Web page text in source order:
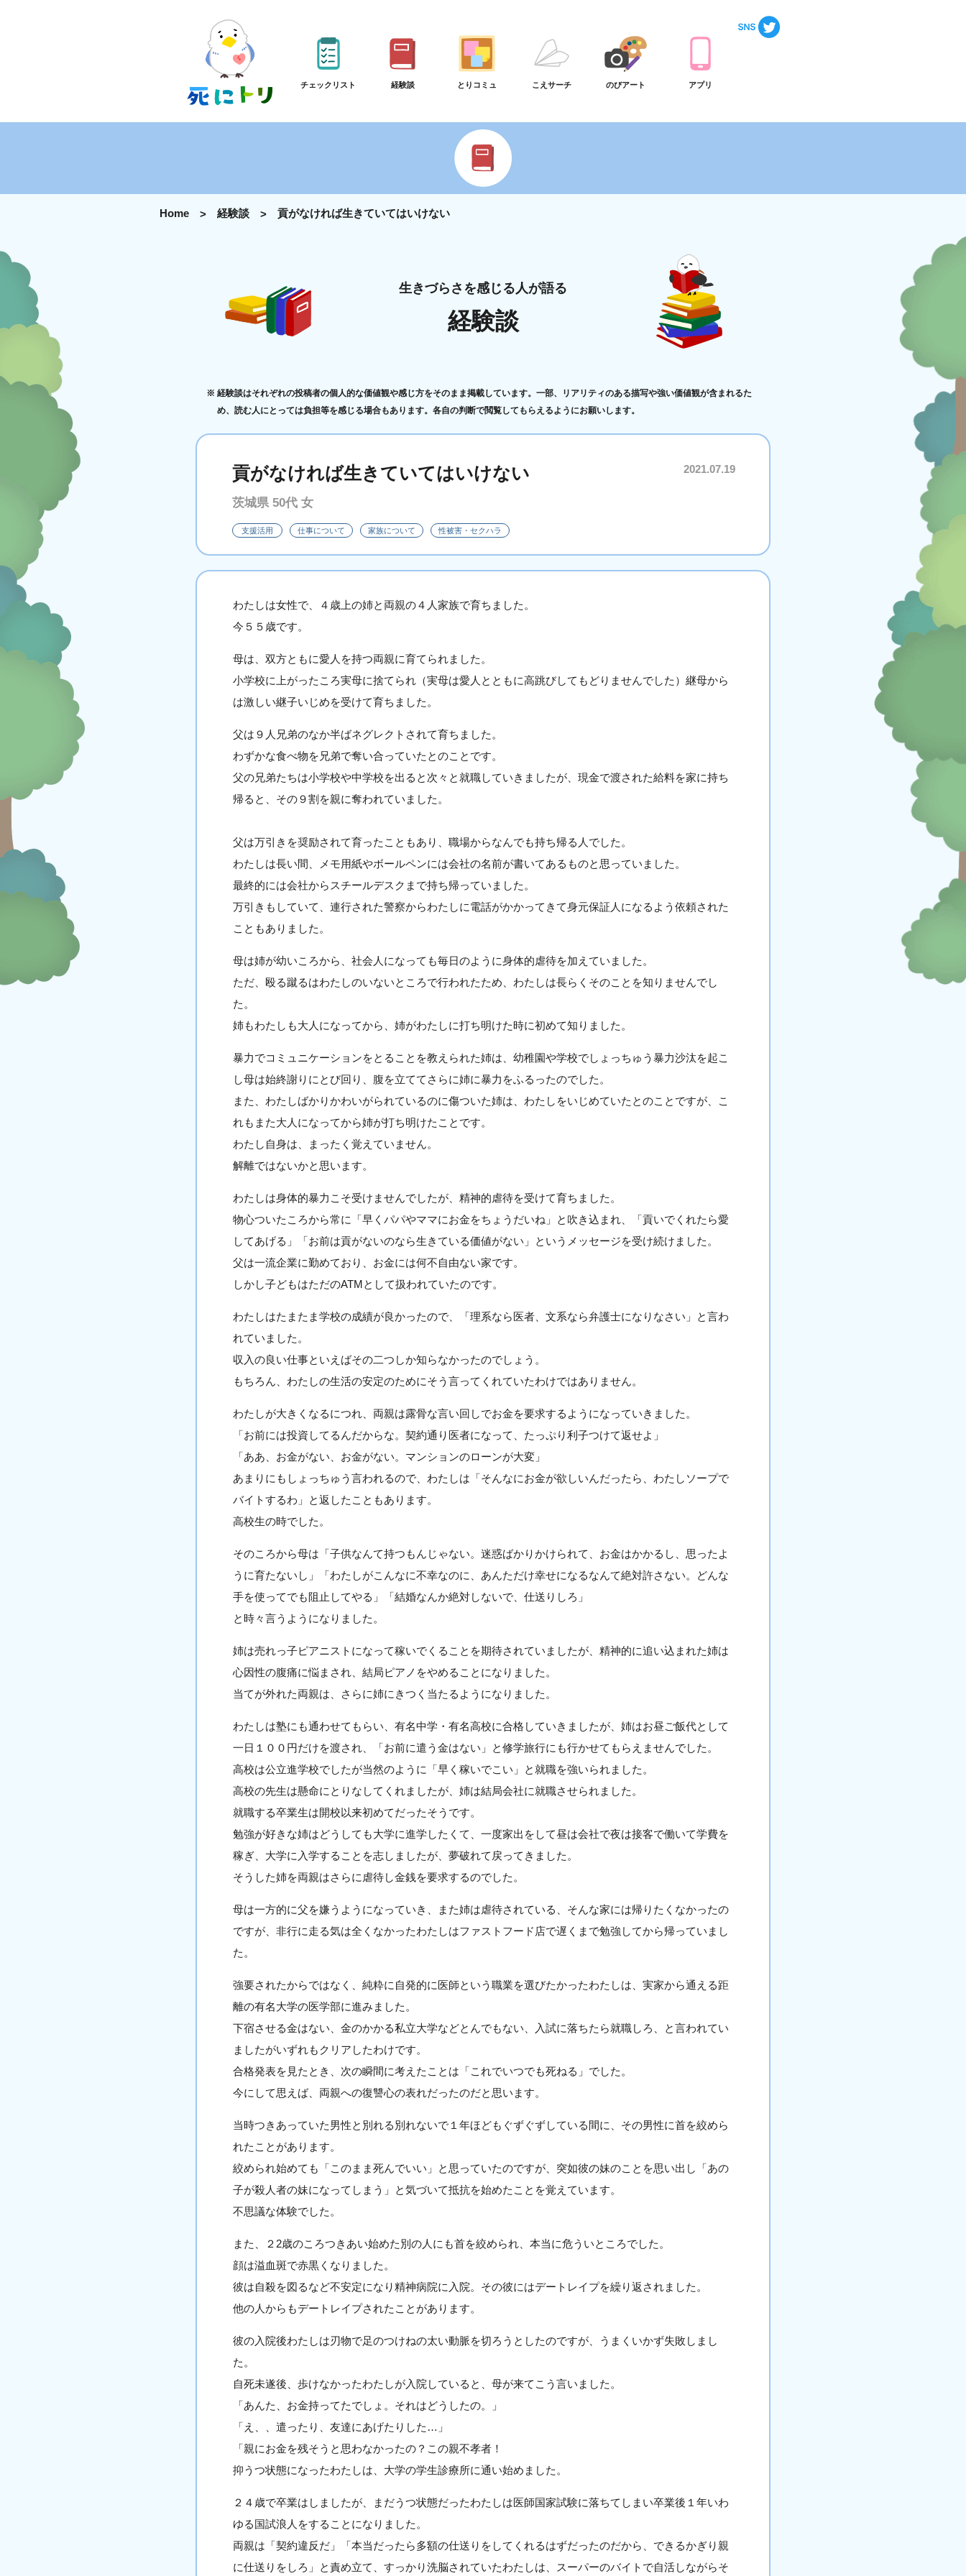
チェックリスト 経験談 とりコミュ こえサーチ のびアート アプリ
Home 経験談 貢がなければ生きていてはいけない
生きづらさを感じる人が語る
経験談
経験談はそれぞれの投稿者の個人的な価値観や感じ方をそのまま掲載しています。一部、リアリティのある描写や強い価値観が含まれるた
め、読む人にとっては負担等を感じる場合もあります。各自の判断で閲覧してもらえるようにお願いします。
貢がなければ生きていてはいけない 2021.07.19
茨城県 50代 女
支援活用 仕事について 家族について 性被害・セクハラ
わたしは女性で、４歳上の姉と両親の４人家族で育ちました。
今５５歳です。
母は、双方ともに愛人を持つ両親に育てられました。
小学校に上がったころ実母に捨てられ（実母は愛人とともに高跳びしてもどりませんでした）継母から
は激しい継子いじめを受けて育ちました。
父は９人兄弟のなか半ばネグレクトされて育ちました。
わずかな食べ物を兄弟で奪い合っていたとのことです。
父の兄弟たちは小学校や中学校を出ると次々と就職していきましたが、現金で渡された給料を家に持ち
帰ると、その９割を親に奪われていました。
父は万引きを奨励されて育ったこともあり、職場からなんでも持ち帰る人でした。
わたしは長い間、メモ用紙やボールペンには会社の名前が書いてあるものと思っていました。
最終的には会社からスチールデスクまで持ち帰っていました。
万引きもしていて、連行された警察からわたしに電話がかかってきて身元保証人になるよう依頼された
こともありました。
母は姉が幼いころから、社会人になっても毎日のように身体的虐待を加えていました。
ただ、殴る蹴るはわたしのいないところで行われたため、わたしは長らくそのことを知りませんでし
た。
姉もわたしも大人になってから、姉がわたしに打ち明けた時に初めて知りました。
暴力でコミュニケーションをとることを教えられた姉は、幼稚園や学校でしょっちゅう暴力沙汰を起こ
し母は始終謝りにとび回り、腹を立ててさらに姉に暴力をふるったのでした。
また、わたしばかりかわいがられているのに傷ついた姉は、わたしをいじめていたとのことですが、こ
れもまた大人になってから姉が打ち明けたことです。
わたし自身は、まったく覚えていません。
解離ではないかと思います。
わたしは身体的暴力こそ受けませんでしたが、精神的虐待を受けて育ちました。
物心ついたころから常に「早くパパやママにお金をちょうだいね」と吹き込まれ、「貢いでくれたら愛
してあげる」「お前は貢がないのなら生きている価値がない」というメッセージを受け続けました。
父は一流企業に勤めており、お金には何不自由ない家です。
しかし子どもはただのATMとして扱われていたのです。
わたしはたまたま学校の成績が良かったので、「理系なら医者、文系なら弁護士になりなさい」と言わ
れていました。
収入の良い仕事といえばその二つしか知らなかったのでしょう。
もちろん、わたしの生活の安定のためにそう言ってくれていたわけではありません。
わたしが大きくなるにつれ、両親は露骨な言い回しでお金を要求するようになっていきました。
「お前には投資してるんだからな。契約通り医者になって、たっぷり利子つけて返せよ」
「ああ、お金がない、お金がない。マンションのローンが大変」
あまりにもしょっちゅう言われるので、わたしは「そんなにお金が欲しいんだったら、わたしソープで
バイトするわ」と返したこともあります。
高校生の時でした。
そのころから母は「子供なんて持つもんじゃない。迷惑ばかりかけられて、お金はかかるし、思ったよ
うに育たないし」「わたしがこんなに不幸なのに、あんただけ幸せになるなんて絶対許さない。どんな
手を使ってでも阻止してやる」「結婚なんか絶対しないで、仕送りしろ」
と時々言うようになりました。
姉は売れっ子ピアニストになって稼いでくることを期待されていましたが、精神的に追い込まれた姉は
心因性の腹痛に悩まされ、結局ピアノをやめることになりました。
当てが外れた両親は、さらに姉にきつく当たるようになりました。
わたしは塾にも通わせてもらい、有名中学・有名高校に合格していきましたが、姉はお昼ご飯代として
一日１００円だけを渡され、「お前に遣う金はない」と修学旅行にも行かせてもらえませんでした。
高校は公立進学校でしたが当然のように「早く稼いでこい」と就職を強いられました。
高校の先生は懸命にとりなしてくれましたが、姉は結局会社に就職させられました。
就職する卒業生は開校以来初めてだったそうです。
勉強が好きな姉はどうしても大学に進学したくて、一度家出をして昼は会社で夜は接客で働いて学費を
稼ぎ、大学に入学することを志しましたが、夢破れて戻ってきました。
そうした姉を両親はさらに虐待し金銭を要求するのでした。
母は一方的に父を嫌うようになっていき、また姉は虐待されている、そんな家には帰りたくなかったの
ですが、非行に走る気は全くなかったわたしはファストフード店で遅くまで勉強してから帰っていまし
た。
強要されたからではなく、純粋に自発的に医師という職業を選びたかったわたしは、実家から通える距
離の有名大学の医学部に進みました。
下宿させる金はない、金のかかる私立大学などとんでもない、入試に落ちたら就職しろ、と言われてい
ましたがいずれもクリアしたわけです。
合格発表を見たとき、次の瞬間に考えたことは「これでいつでも死ねる」でした。
今にして思えば、両親への復讐心の表れだったのだと思います。
当時つきあっていた男性と別れる別れないで１年ほどもぐずぐずしている間に、その男性に首を絞めら
れたことがあります。
絞められ始めても「このまま死んでいい」と思っていたのですが、突如彼の妹のことを思い出し「あの
子が殺人者の妹になってしまう」と気づいて抵抗を始めたことを覚えています。
不思議な体験でした。
また、２2歳のころつきあい始めた別の人にも首を絞められ、本当に危ういところでした。
顔は溢血斑で赤黒くなりました。
彼は自殺を図るなど不安定になり精神病院に入院。その彼にはデートレイプを繰り返されました。
他の人からもデートレイプされたことがあります。
彼の入院後わたしは刃物で足のつけねの太い動脈を切ろうとしたのですが、うまくいかず失敗しまし
た。
自死未遂後、歩けなかったわたしが入院していると、母が来てこう言いました。
「あんた、お金持ってたでしょ。それはどうしたの。」
「え、、遣ったり、友達にあげたりした…」
「親にお金を残そうと思わなかったの？この親不孝者！
抑うつ状態になったわたしは、大学の学生診療所に通い始めました。
２４歳で卒業はしましたが、まだうつ状態だったわたしは医師国家試験に落ちてしまい卒業後１年いわ
ゆる国試浪人をすることになりました。
両親は「契約違反だ」「本当だったら多額の仕送りをしてくれるはずだったのだから、できるかぎり親
に仕送りをしろ」と責め立て、すっかり洗脳されていたわたしは、スーパーのバイトで自活しながらそ